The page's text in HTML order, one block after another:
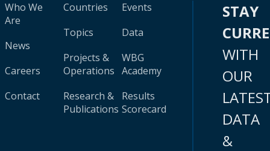
Who We
Are
News
Careers
Contact
Countries
Topics
Projects &
Operations
Research &
Publications
Events
Data
WBG
Academy
Results
Scorecard
STAY
WITH
OUR
DATA
&